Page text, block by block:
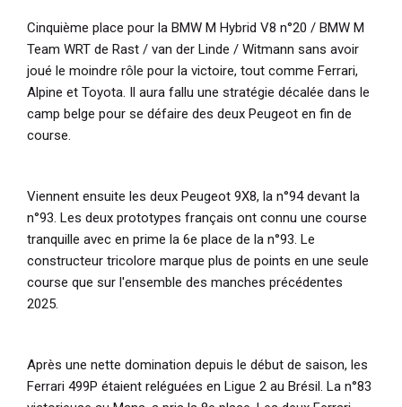
Cinquième place pour la BMW M Hybrid V8 n°20 / BMW M
Team WRT de Rast / van der Linde / Witmann sans avoir
joué le moindre rôle pour la victoire, tout comme Ferrari,
Alpine et Toyota. Il aura fallu une stratégie décalée dans le
camp belge pour se défaire des deux Peugeot en fin de
course.
Viennent ensuite les deux Peugeot 9X8, la n°94 devant la
n°93. Les deux prototypes français ont connu une course
tranquille avec en prime la 6e place de la n°93. Le
constructeur tricolore marque plus de points en une seule
course que sur l'ensemble des manches précédentes
2025.
Après une nette domination depuis le début de saison, les
Ferrari 499P étaient reléguées en Ligue 2 au Brésil. La n°83